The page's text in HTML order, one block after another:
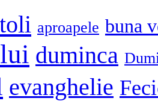
aproapele buna
duminca
evanghelie